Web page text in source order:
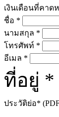
เงินเดือนที่คาด
ชื่อ *
นามสกุล *
โทรศัพท์ *
อีเมล *
ที่อยู่ *
ประวัติย่อ*